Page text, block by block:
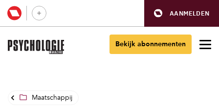
AANMELDEN
Bekijk abonnementen
Maatschappij